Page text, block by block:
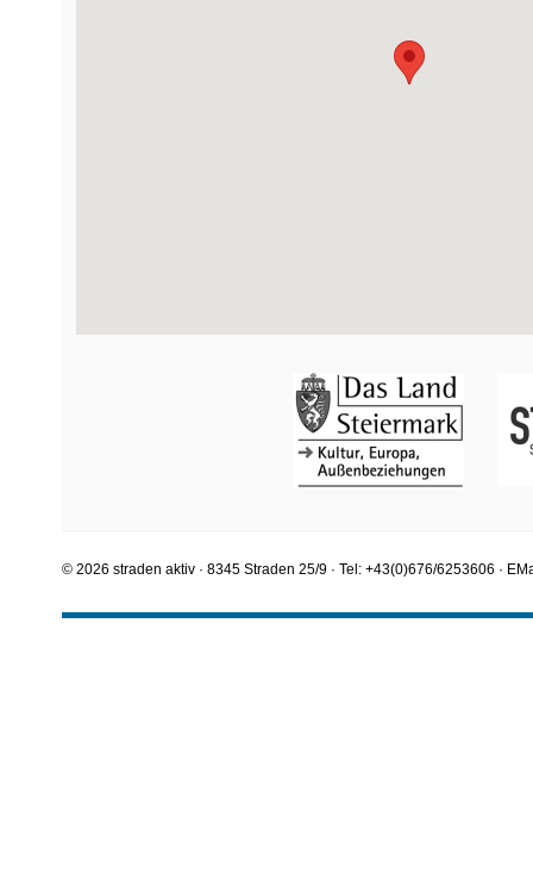
© 2026 straden aktiv · 8345 Straden 25/9 · Tel: +43(0)676/6253606 ·